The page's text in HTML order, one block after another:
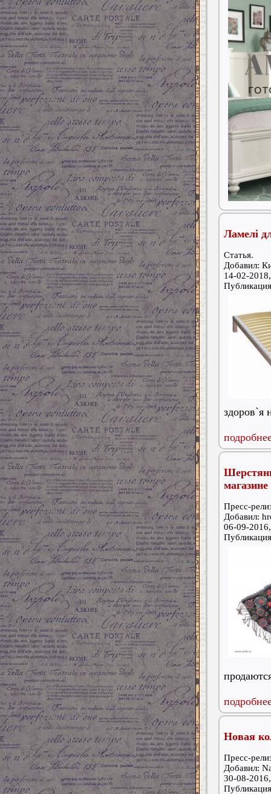
Ламелі
Статья.
Добавил:
14-02-
здоров`я
Пресс-
Добавил:
06-09-
Новая
Пресс-
Добавил:
30-08-